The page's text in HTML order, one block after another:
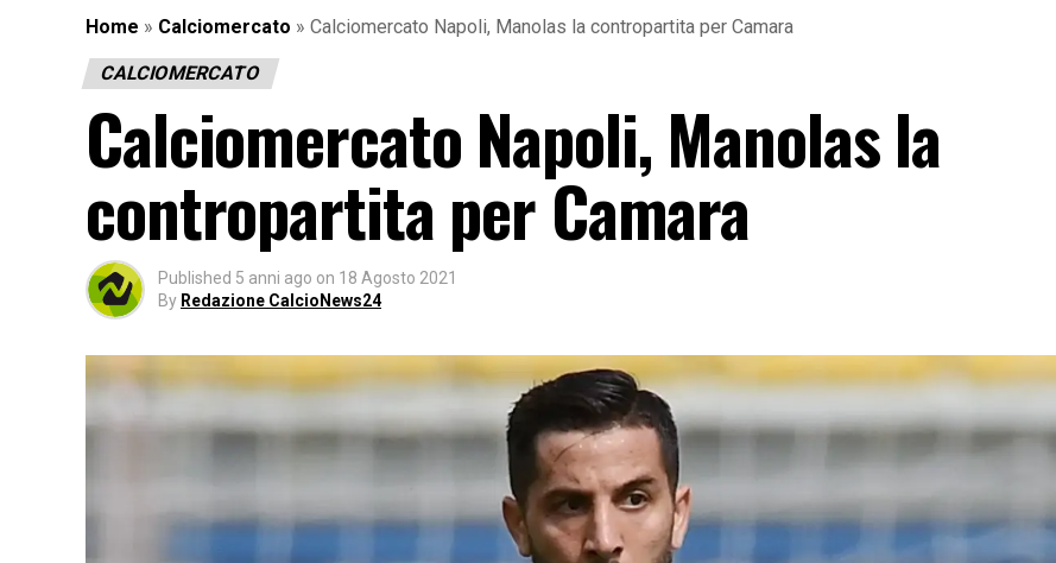
Home » Calciomercato » Calciomercato Napoli, Manolas la contropartita per Camara
CALCIOMERCATO
Calciomercato Napoli, Manolas la
contropartita per Camara
Published 5 anni ago on 18 Agosto 2021
By Redazione CalcioNews24